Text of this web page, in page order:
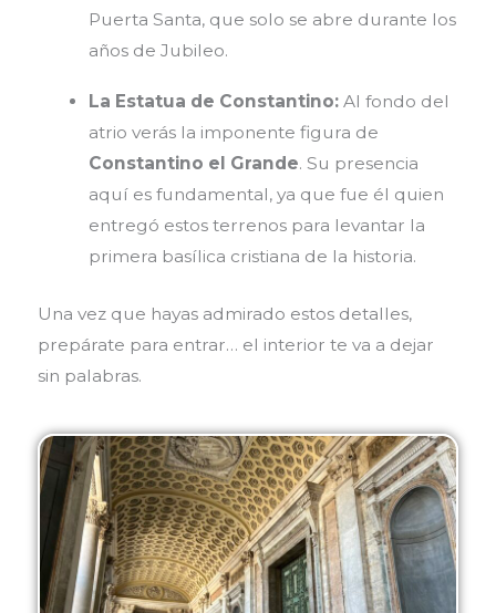
Puerta Santa, que solo se abre durante los
años de Jubileo.
La Estatua de Constantino: Al fondo del
atrio verás la imponente figura de
Constantino el Grande. Su presencia
aquí es fundamental, ya que fue él quien
entregó estos terrenos para levantar la
primera basílica cristiana de la historia.
Una vez que hayas admirado estos detalles,
prepárate para entrar… el interior te va a dejar
sin palabras.